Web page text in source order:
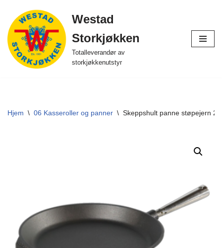
Hopp
til
innholdet
Westad
Storkjøkken
Totalleverandør av
storkjøkkenutstyr
Hjem \ 06 Kasseroller og panner \ Skeppshult panne støpejern